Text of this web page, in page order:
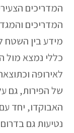
המדריכים
המדריכים
מידע בין השטח
כללי נמצא מול
לאירופה
של הפירות, גם
האבוקדו, יחד